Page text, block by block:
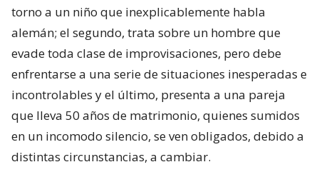
torno a un niño que inexplicablemente habla
alemán; el segundo, trata sobre un hombre que
evade toda clase de improvisaciones, pero debe
enfrentarse a una serie de situaciones inesperadas e
incontrolables y el último, presenta a una pareja
que lleva 50 años de matrimonio, quienes sumidos
en un incomodo silencio, se ven obligados, debido a
distintas circunstancias, a cambiar.